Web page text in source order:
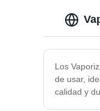
Los
de usar,
calidad y